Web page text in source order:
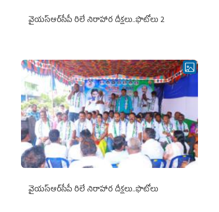
వైయ‌స్ఆర్‌సీపీ రిలే నిరాహార దీక్షలు..ఫొటోలు 2
వైయ‌స్ఆర్‌సీపీ రిలే నిరాహార దీక్షలు..ఫొటోలు